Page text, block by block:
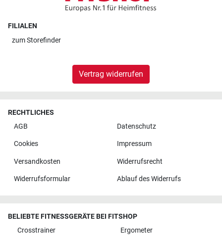
FILIALEN
zumStorefinder
Vertrag widerrufen
RECHTLICHES
AGB
Datenschutz
Cookies Impressum
Versandkosten Widerrufsrecht
Widerrufsformular Ablauf des Widerrufs
BELIEBTE FITNESSGERÄTE BEI FITSHOP
Crosstrainer
Ergometer